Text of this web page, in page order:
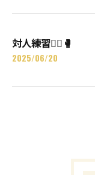
対人練習🤼‍♂️🥊
2025/06/20